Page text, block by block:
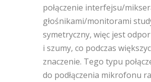
połączenie interfejsu/
głośnikami/monitorami
symetryczny, więc jest
i szumy, co podczas
znaczenie. Tego typu
do podłączenia mikrofonu